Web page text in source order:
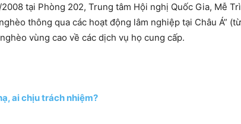
tại Phòng 202, Trung tâm Hội nghị Quốc Gia, Mễ
thông qua các hoạt động lâm nghiệp tại Châu Á”
vùng cao về các dịch vụ họ cung cấp.
ai chịu trách nhiệm?